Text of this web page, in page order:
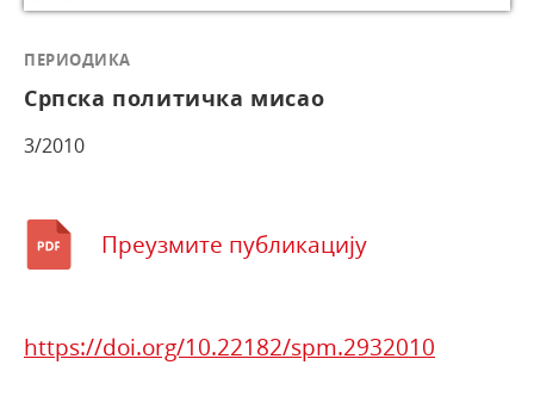
ПЕРИОДИКА
Српска политичка мисао
3/2010
Преузмите публикацију
https://doi.org/10.22182/spm.2932010